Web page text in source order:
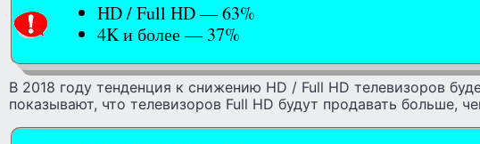
HD / Full HD — 63%
4K и более — 37%
В 2018 году тенденция к снижению HD / Full HD телевизоров
показывают, что телевизоров Full HD будут продавать больше,